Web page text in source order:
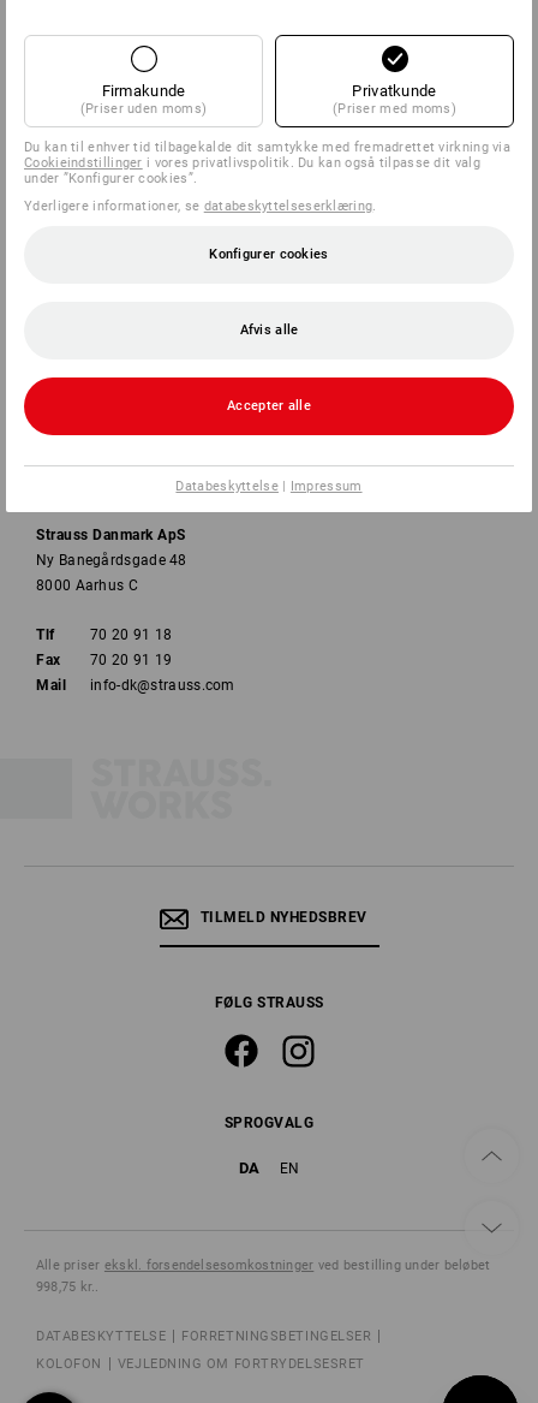
SERVICE
VIRKSOMHEDER
Strauss Danmark ApS
Ny Banegårdsgade 48
8000 Aarhus C
Tlf
70 20 91 18
Fax
70 20 91 19
Mail
info-dk@strauss.com
TILMELD NYHEDSBREV
FØLG STRAUSS
SPROGVALG
DA EN
Alle priser ekskl. forsendelsesomkostninger ved bestilling under beløbet
998,75 kr..
DATABESKYTTELSE
FORRETNINGSBETINGELSER
KOLOFON
VEJLEDNING OM FORTRYDELSESRET
Firmakunde
(Priser uden moms)
Privatkunde
(Priser med moms)
Du kan til enhver tid tilbagekalde dit samtykke med fremadrettet virkning via
Cookieindstillinger i vores privatlivspolitik. Du kan også tilpasse dit valg
under ”Konfigurer cookies”.
Yderligere informationer, se databeskyttelseserklæring.
Konfigurer cookies
Afvis alle
Accepter alle
Databeskyttelse| Impressum